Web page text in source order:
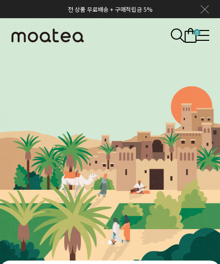
전 상품 무료배송 + 구매적립금 5%
0